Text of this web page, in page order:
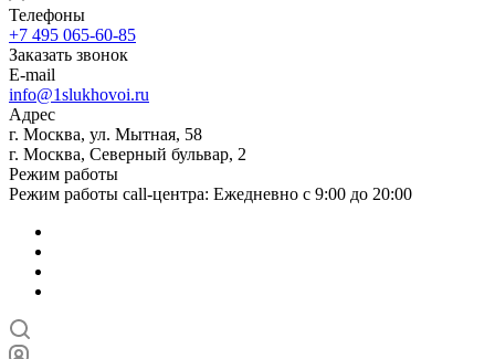
Телефоны
+7 495 065-60-85
Заказать звонок
E-mail
info@1slukhovoi.ru
Адрес
г. Москва, ул. Мытная, 58
г. Москва, Северный бульвар, 2
Режим работы
Режим работы call-центра: Ежедневно с 9:00 до 20:00